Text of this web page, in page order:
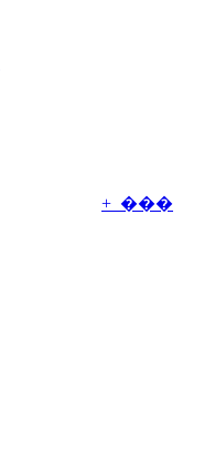
+ ���